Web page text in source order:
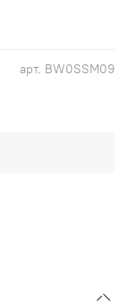
арт. BW0SSM09